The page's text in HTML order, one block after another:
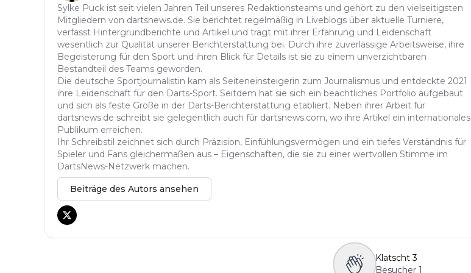
Sylke Puck ist seit vielen Jahren Teil unseres Redaktionsteams und gehört zu den vielseitigsten
Mitgliedern von dartsnews.de. Sie berichtet regelmäßig in Liveblogs über aktuelle Turniere,
verfasst Hintergrundberichte und Artikel und trägt mit ihrer Erfahrung und Leidenschaft
wesentlich zur Qualität unserer Berichterstattung bei. Durch ihre zuverlässige Arbeitsweise, ihre
Begeisterung für den Sport und ihren Blick für Details ist sie zu einem unverzichtbaren
Bestandteil des Teams geworden.
Die deutsche Sportjournalistin kam als Seiteneinsteigerin zum Journalismus und entdeckte 2021
ihre Leidenschaft für den Darts-Sport. Seitdem hat sie sich ein beachtliches Portfolio aufgebaut
und sich als feste Größe in der Darts-Berichterstattung etabliert. Neben ihrer Arbeit für
dartsnews.de schreibt sie gelegentlich auch für dartsnews.com, wo ihre Artikel ein internationales
Publikum erreichen.
Ihr Schreibstil zeichnet sich durch Präzision, Einfühlungsvermögen und ein tiefes Verständnis für
Spieler und Fans gleichermaßen aus – Eigenschaften, die sie zu einer wertvollen Stimme im
DartsNews-Netzwerk machen.
Beiträge des Autors ansehen
Klatscht 3
Besucher 1